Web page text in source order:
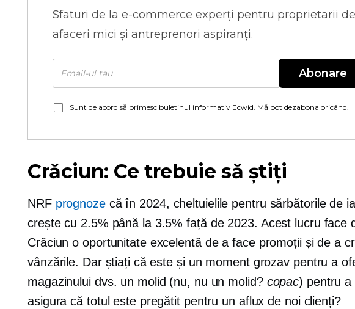
Sfaturi de la e-commerce experți pentru proprietarii de
afaceri mici și antreprenori aspiranți.
Abonare
Sunt de acord să primesc buletinul informativ Ecwid. Mă pot dezabona oricând.
Crăciun: Ce trebuie să știți
NRF prognozecă în 2024, cheltuielile pentru sărbătorile de
crește cu 2.5% până la 3.5% față de 2023. Acest lucru face
Crăciun o oportunitate excelentă de a face promoții și de a
vânzările. Dar știați că este și un moment grozav pentru a
magazinului dvs. un molid (nu, nu un molid? copac) pentru a
asigura că totul este pregătit pentru un aflux de noi clienți?